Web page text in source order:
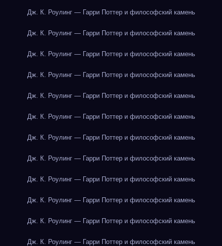
Дж. К. Роулинг — Гарри Поттер и философский камень
Дж. К. Роулинг — Гарри Поттер и философский камень
Дж. К. Роулинг — Гарри Поттер и философский камень
Дж. К. Роулинг — Гарри Поттер и философский камень
Дж. К. Роулинг — Гарри Поттер и философский камень
Дж. К. Роулинг — Гарри Поттер и философский камень
Дж. К. Роулинг — Гарри Поттер и философский камень
Дж. К. Роулинг — Гарри Поттер и философский камень
Дж. К. Роулинг — Гарри Поттер и философский камень
Дж. К. Роулинг — Гарри Поттер и философский камень
Дж. К. Роулинг — Гарри Поттер и философский камень
Дж. К. Роулинг — Гарри Поттер и философский камень